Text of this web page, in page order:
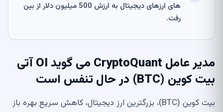
های ارزهای دیجیتال به ارزش 500 میلیون دلار از بین
رفت.
مدیر عامل CryptoQuant می گوید OI آتی
بیت کوین (BTC) در حال تنفس است
بیت کوین (BTC)، بزرگترین ارز دیجیتال، کاهش سریع بهره باز